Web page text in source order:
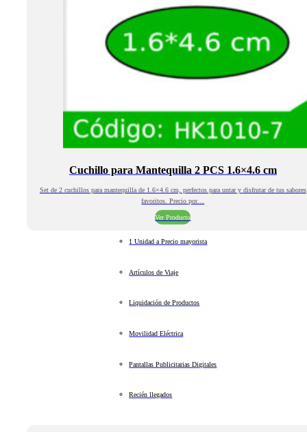
Cuchillo para Mantequilla 2 PCS 1.6×4.6 cm
Set de 2 cuchillos para mantequilla de 1.6×4.6 cm, perfectos para untar y disfrutar de tus sabores
favoritos. Precio por…
Ver Producto
1 Unidad a Precio mayorista
Artículos de Viaje
Liquidación de Productos
Movilidad Eléctrica
Pantallas Publicitarias Digitales
Recién llegados